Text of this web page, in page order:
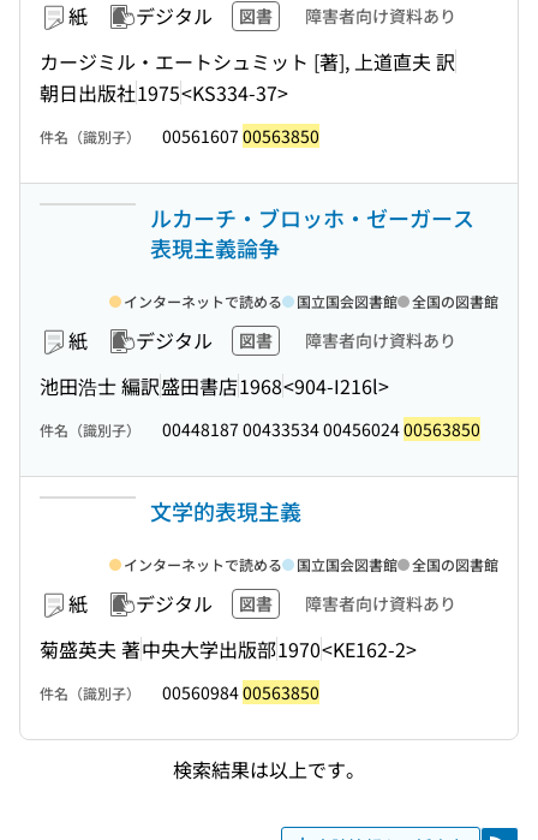
紙 デジタル 図書 障害者向け資料あり
カージミル・エートシュミット [著], 上道直夫 訳
朝日出版社1975<KS334-37>
件名（識別子） 00561607 00563850
ルカーチ・ブロッホ・ゼーガース
表現主義論争
紙 デジタル 図書 障害者向け資料あり
池田浩士 編訳盛田書店1968<904-I216l>
インターネットで読める 国立国会図書館 全国の図書館
件名（識別子） 00448187 00433534 0045602400563850
文学的表現主義
紙 デジタル 図書 障害者向け資料あり
菊盛英夫 著中央大学出版部1970<KE162-2>
インターネットで読める 国立国会図書館 全国の図書館
件名（識別子） 0056098400563850
検索結果は以上です。